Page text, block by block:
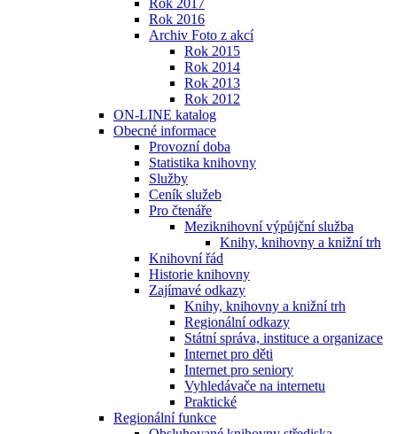
Rok 2017
Rok 2016
Archiv Foto z akcí
Rok 2015
Rok 2014
Rok 2013
Rok 2012
ON-LINE katalog
Obecné informace
Provozní doba
Statistika knihovny
Služby
Ceník služeb
Pro čtenáře
Meziknihovní výpůjční služba
Knihy, knihovny a knižní trh
Knihovní řád
Historie knihovny
Zajímavé odkazy
Knihy, knihovny a knižní trh
Regionální odkazy
Státní správa, instituce a organizace
Internet pro děti
Internet pro seniory
Vyhledávače na internetu
Praktické
Regionální funkce